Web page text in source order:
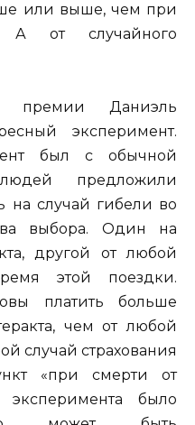
или выше, чем при
А от случайного
премии Даниэль
эксперимент.
был с обычной
предложили
на случай гибели во
выбора. Один на
другой от любой
этой поездки.
платить больше
чем от любой
случай страхования
«при смерти от
эксперимента было